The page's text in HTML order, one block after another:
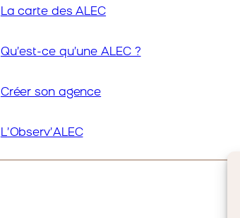
La carte des ALEC
Qu’est-ce qu’une ALEC ?
Créer son agence
L’Observ’ALEC